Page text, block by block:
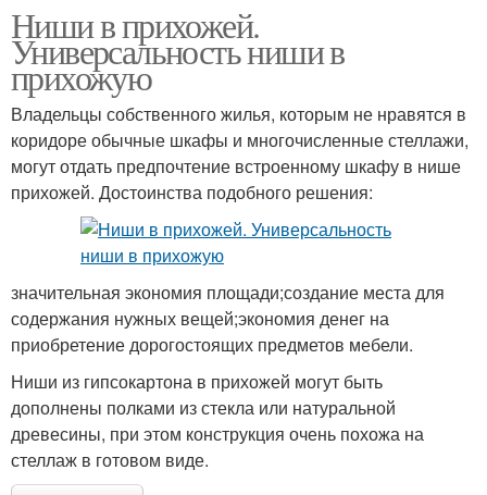
Ниши в прихожей.
Универсальность ниши в
прихожую
Владельцы собственного жилья, которым не нравятся в
коридоре обычные шкафы и многочисленные стеллажи,
могут отдать предпочтение встроенному шкафу в нише
прихожей. Достоинства подобного решения:
значительная экономия площади;создание места для
содержания нужных вещей;экономия денег на
приобретение дорогостоящих предметов мебели.
Ниши из гипсокартона в прихожей могут быть
дополнены полками из стекла или натуральной
древесины, при этом конструкция очень похожа на
стеллаж в готовом виде.